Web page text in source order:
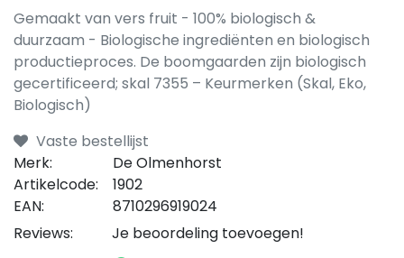
Gemaakt van vers fruit - 100% biologisch &
duurzaam - Biologische ingrediënten en biologisch
productieproces. De boomgaarden zijn biologisch
gecertificeerd; skal 7355 – Keurmerken (Skal, Eko,
Biologisch)
Vaste bestellijst
Merk:
De Olmenhorst
Artikelcode:
1902
EAN:
8710296919024
Reviews:
Je beoordeling toevoegen!